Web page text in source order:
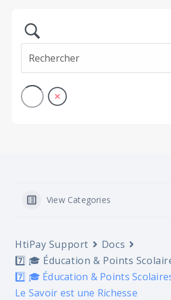
View Categories
HtiPay Support
Docs
7️⃣ 🎓 Éducation & Points
7️⃣ 🎓 Éducation & Points
Le Savoir est une Richesse